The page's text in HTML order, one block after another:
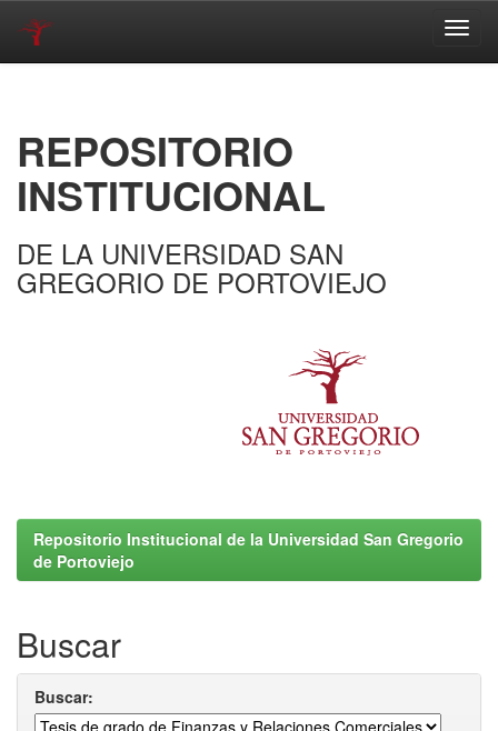
REPOSITORIO
INSTITUCIONAL
DE LA UNIVERSIDAD SAN
GREGORIO DE PORTOVIEJO
Repositorio Institucional de la Universidad San Gregorio
de Portoviejo
Buscar
Buscar: